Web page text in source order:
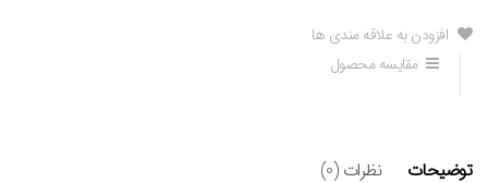
افزودن به علاقه مندی ها
مقایسه محصول
توضیحات نظرات (0)